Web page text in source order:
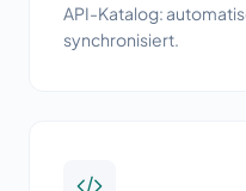
API-Katalog:
synchronisiert.